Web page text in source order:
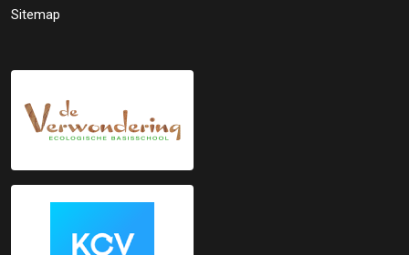
Sitemap